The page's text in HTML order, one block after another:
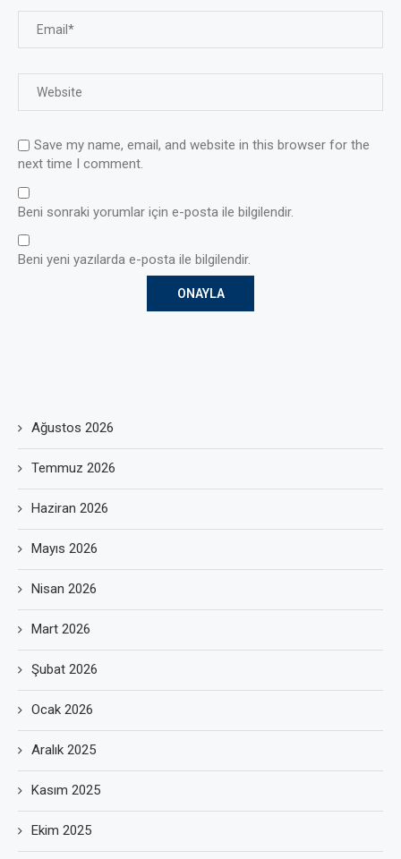
Save my name, email, and website in this browser for the
next time I comment.
Beni sonraki yorumlar için e-posta ile bilgilendir.
Beni yeni yazılarda e-posta ile bilgilendir.
Ağustos 2026
Temmuz 2026
Haziran 2026
Mayıs 2026
Nisan 2026
Mart 2026
Şubat 2026
Ocak 2026
Aralık 2025
Kasım 2025
Ekim 2025